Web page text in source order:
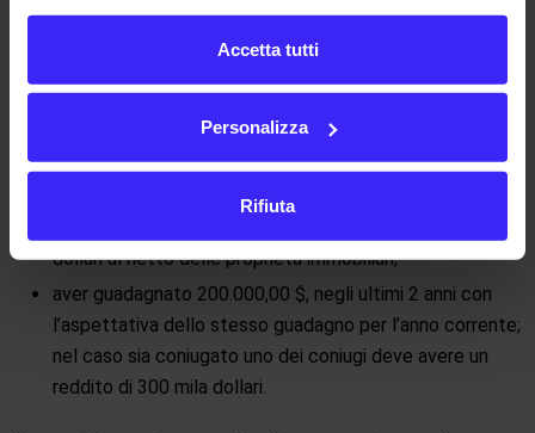
Accetta tutti
Personalizza
Rifiuta
Come accreditarsi
Angel Investordevono rispettare alcuni
parametri:
dollari al netto delle proprietà immobiliari;
aver guadagnato 200.000,00 $, negli ultimi 2 anni con
l’aspettativa dello stesso guadagno per l’anno corrente;
nel caso sia coniugato uno dei coniugi deve avere un
reddito di 300 mila dollari.